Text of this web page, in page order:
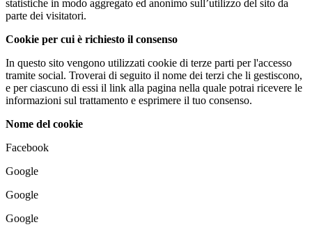
statistiche in modo aggregato ed anonimo sull’utilizzo del sito da
parte dei visitatori.
Cookie per cui è richiesto il consenso
In questo sito vengono utilizzati cookie di terze parti per l'accesso
tramite social. Troverai di seguito il nome dei terzi che li gestiscono,
e per ciascuno di essi il link alla pagina nella quale potrai ricevere le
informazioni sul trattamento e esprimere il tuo consenso.
Nome del cookie
Facebook
Google
Google
Google